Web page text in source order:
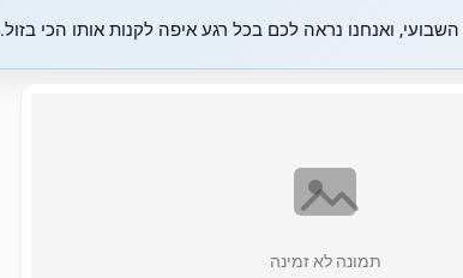
ואנחנו נראה לכם בכל רגע איפה לקנות אותו הכי בזול.
תמונה לא זמינה